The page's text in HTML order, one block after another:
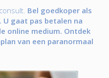
Bel goedkoper als
gaat pas betalen na
online medium. Ontdek
van een paranormaal